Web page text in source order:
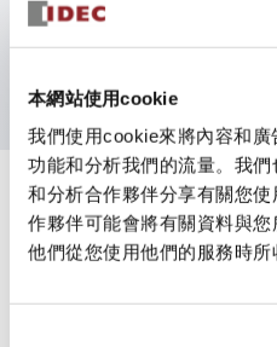
本網站使用cookie
我們使用cookie來將內容和
功能和分析我們的流量。我
和分析合作夥伴分享有關您
作夥伴可能會將有關資料與
他們從您使用他們的服務時所
附鎖選擇開關採用高安全性
規格
審美規範